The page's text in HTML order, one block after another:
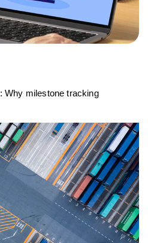
Why milestone tracking